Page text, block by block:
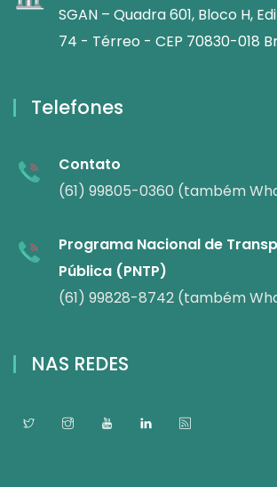
SGAN – Quadra 601, Bloco H,
74 - Térreo - CEP 70830-018
Telefones
Contato
(61) 99805-0360 (também
Programa Nacional de
Pública (PNTP)
(61) 99828-8742 (também
NAS REDES